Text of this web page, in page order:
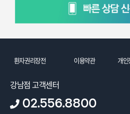
환자권리장전 이용약관 개
강남점 고객센터
02.556.8800